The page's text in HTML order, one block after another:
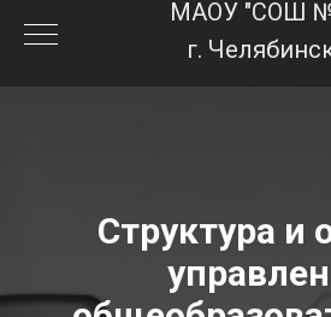
МАОУ "СОШ
г.
Структура и